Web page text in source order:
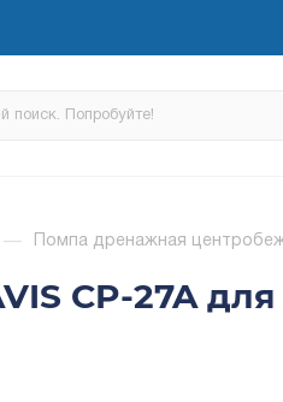
— Помпа дренажная
СP-27A